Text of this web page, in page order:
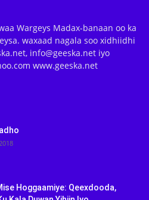
Wargeys Madax-banaan oo ka
waxaad nagala soo xidhiidhi
info@geeska.net iyo
www.geeska.net
Hoggaamiye: Qeexdooda,